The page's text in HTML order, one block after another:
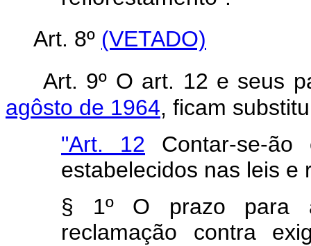
Art. 8º (VETADO)
Art. 9º O art. 12 e seus
agôsto de 1964, ficam
"Art. 12 Contar-se-
estabelecidos nas leis e
§ 1º O prazo para
reclamação contra